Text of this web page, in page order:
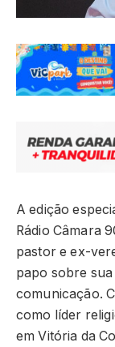
A edição
Rádio Câmara
pastor e ex-
papo sobre
comunicação.
como líder
em Vitória da